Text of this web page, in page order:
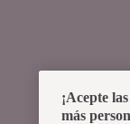
¡Acepte
más